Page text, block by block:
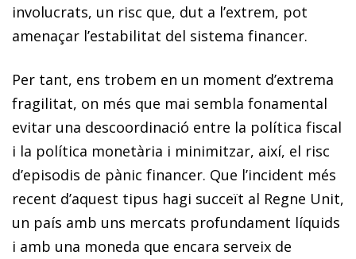
involucrats, un risc que, dut a l’extrem, pot
amenaçar l’estabilitat del sistema financer.
Per tant, ens trobem en un moment d’extrema
fragilitat, on més que mai sembla fonamental
evitar una descoordinació entre la política fiscal
i la política monetària i minimitzar, així, el risc
d’episodis de pànic financer. Que l’incident més
recent d’aquest tipus hagi succeït al Regne Unit,
un país amb uns mercats profundament líquids
i amb una moneda que encara serveix de